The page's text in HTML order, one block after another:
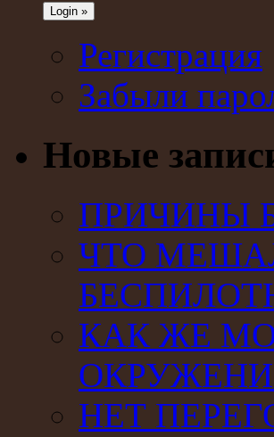
Регистрация
Забыли
Новые
ПРИЧИНЫ
ЧТО
КАК ЖЕ
НЕТ